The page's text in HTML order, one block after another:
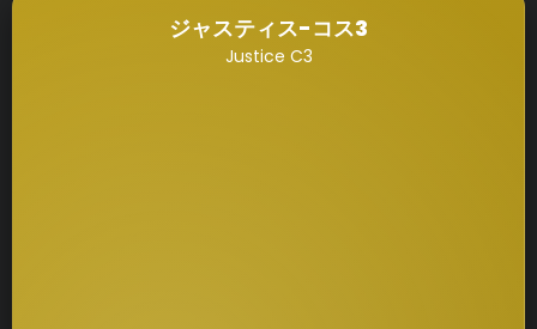
ジャスティス-コス3
Justice C3